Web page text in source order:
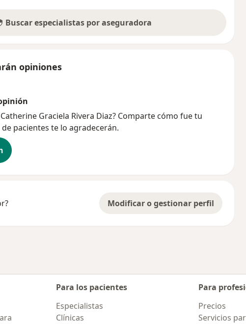
Buscar especialistas por aseguradora
opiniones
Graciela Rivera Diaz? Comparte cómo fue tu
pacientes te lo agradecerán.
Modificar o gestionar perfil
Para los pacientes
Especialistas
Clínicas
Para
Precios
Servicios